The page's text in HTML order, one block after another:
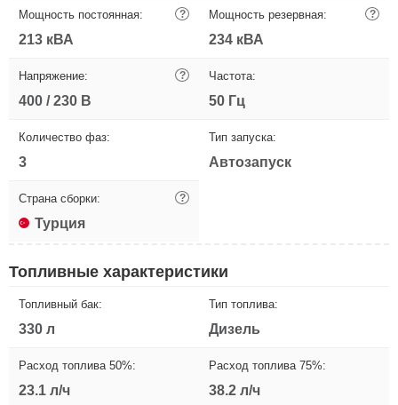
Мощность постоянная: ?
213 кВА
Мощность резервная: ?
234 кВА
Напряжение: ?
400 / 230 В
Частота:
50 Гц
Количество фаз:
3
Тип запуска:
Автозапуск
Страна сборки: ?
Турция
Топливные характеристики
Топливный бак:
330 л
Тип топлива:
Дизель
Расход топлива 50%:
23.1 л/ч
Расход топлива 75%:
38.2 л/ч